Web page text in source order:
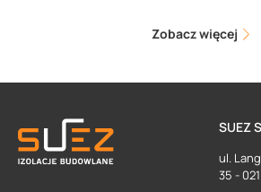
Zobacz więcej
SUEZ
ul.
35 -